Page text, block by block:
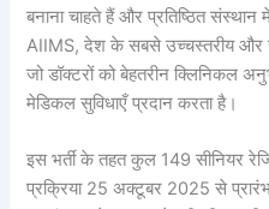
बनाना चाहते हैं और प्रतिष्ठित
AIIMS, देश के सबसे उच्चस्तरीय और
जो डॉक्टरों को बेहतरीन क्लिनिकल
मेडिकल सुविधाएँ प्रदान करता है।
इस भर्ती के तहत कुल 149 सीनियर
प्रक्रिया 25 अक्टूबर 2025 से